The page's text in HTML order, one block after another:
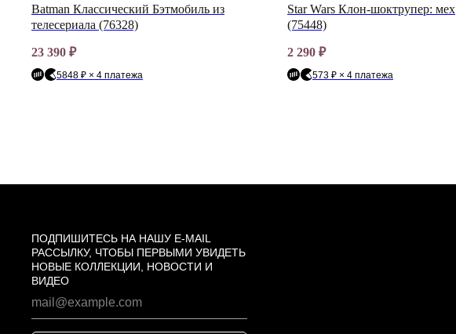
Batman Классический Бэтмобиль из
телесериала (76328)
23 390 ₽
5848 ₽ × 4 платежа
Star Wars Клон-шоктрупер: мех
(75448)
2 290 ₽
573 ₽ × 4 платежа
ПОДПИШИТЕСЬ НА НАШУ E-MAIL
РАССЫЛКУ, ЧТОБЫ ПЕРВЫМИ УВИДЕТЬ
НОВЫЕ КОЛЛЕКЦИИ, НОВОСТИ И
ВИДЕО